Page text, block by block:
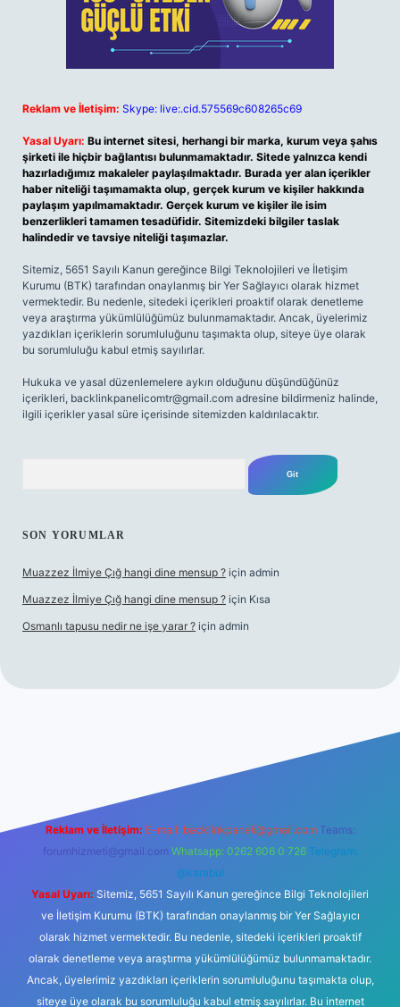
Reklam ve İletişim: Skype: live:.cid.575569c608265c69
Yasal Uyarı: Bu internet sitesi, herhangi bir marka, kurum veya şahıs
şirketi ile hiçbir bağlantısı bulunmamaktadır. Sitede yalnızca kendi
hazırladığımız makaleler paylaşılmaktadır. Burada yer alan içerikler
haber niteliği taşımamakta olup, gerçek kurum ve kişiler hakkında
paylaşım yapılmamaktadır. Gerçek kurum ve kişiler ile isim
benzerlikleri tamamen tesadüfidir. Sitemizdeki bilgiler taslak
halindedir ve tavsiye niteliği taşımazlar.
Sitemiz, 5651 Sayılı Kanun gereğince Bilgi Teknolojileri ve İletişim
Kurumu (BTK) tarafından onaylanmış bir Yer Sağlayıcı olarak hizmet
vermektedir. Bu nedenle, sitedeki içerikleri proaktif olarak denetleme
veya araştırma yükümlülüğümüz bulunmamaktadır. Ancak, üyelerimiz
yazdıkları içeriklerin sorumluluğunu taşımakta olup, siteye üye olarak
bu sorumluluğu kabul etmiş sayılırlar.
Hukuka ve yasal düzenlemelere aykırı olduğunu düşündüğünüz
içerikleri, backlinkpanelicomtr@gmail.com adresine bildirmeniz halinde,
ilgili içerikler yasal süre içerisinde sitemizden kaldırılacaktır.
SON YORUMLAR
Muazzez İlmiye Çığ hangi dine mensup ? için admin
Muazzez İlmiye Çığ hangi dine mensup ? için Kısa
Osmanlı tapusu nedir ne işe yarar ? için admin
m elexbet
Reklam ve İletişim: E-mail: backlinkpaneli@gmail.com Teams:
forumhizmeti@gmail.com Whatsapp: 0262 606 0 726 Telegram:
@karabul
Yasal Uyarı: Sitemiz, 5651 Sayılı Kanun gereğince Bilgi Teknolojileri
ve İletişim Kurumu (BTK) tarafından onaylanmış bir Yer Sağlayıcı
olarak hizmet vermektedir. Bu nedenle, sitedeki içerikleri proaktif
olarak denetleme veya araştırma yükümlülüğümüz bulunmamaktadır.
Ancak, üyelerimiz yazdıkları içeriklerin sorumluluğunu taşımakta olup,
siteye üye olarak bu sorumluluğu kabul etmiş sayılırlar. Bu internet